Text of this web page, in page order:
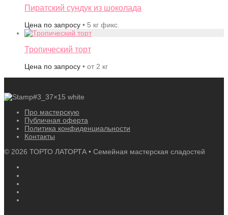
Пиратский сундук из шоколада
Цена по запросу • 5 кг фикс.
Тропический торт
Цена по запросу • от 2 кг
Про мастерскую
Публичная оферта
Политика конфиденциальности
Контакты
© 2026 ТОРТО ЛАТОРТА • Семейная мастерская сладостей